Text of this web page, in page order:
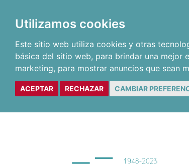
Utilizamos cookies
Este sitio web utiliza cookies y otras
básica del sitio web, para brindar una mejor
marketing, para mostrar anuncios que sean
ACEPTAR RECHAZAR CAMBIAR